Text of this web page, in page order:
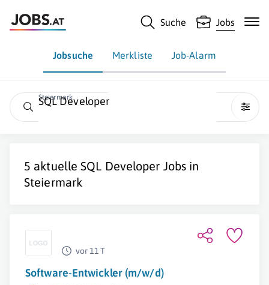
Suche Jobs
Jobsuche Merkliste Job-Alarm
Steiermark
SQL Developer
5 aktuelleSQL Developer Jobs in
Steiermark
vor 11 T
Software-Entwickler (m/w/d)